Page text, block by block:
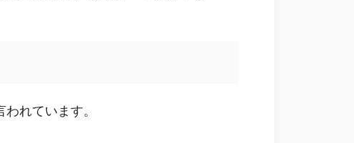
れています。